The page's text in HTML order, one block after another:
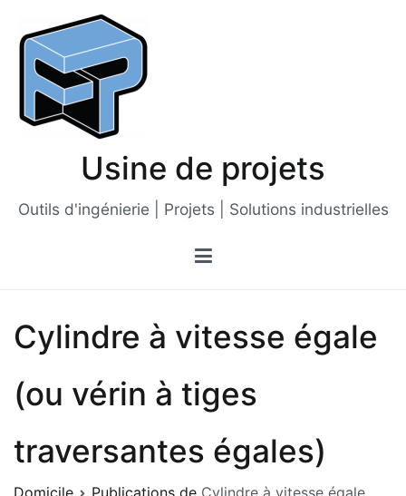
contenu
Usine de projets
Outils d'ingénierie | Projets | Solutions industrielles
Cylindre à vitesse égale
(ou vérin à tiges
traversantes égales)
Domicile
Publications de Cylindre à vitesse égale